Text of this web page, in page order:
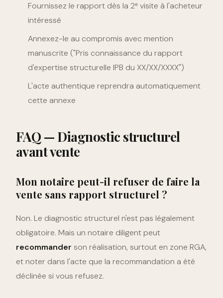
Fournissez le rapport dès la 2ᵉ visite à l'acheteur
intéressé
Annexez-le au compromis avec mention
manuscrite ("Pris connaissance du rapport
d'expertise structurelle IPB du XX/XX/XXXX")
L'acte authentique reprendra automatiquement
cette annexe
FAQ — Diagnostic structurel
avant vente
Mon notaire peut-il refuser de faire la
vente sans rapport structurel ?
Non. Le diagnostic structurel n'est pas légalement
obligatoire. Mais un notaire diligent peut
recommander son réalisation, surtout en zone RGA,
et noter dans l'acte que la recommandation a été
déclinée si vous refusez.